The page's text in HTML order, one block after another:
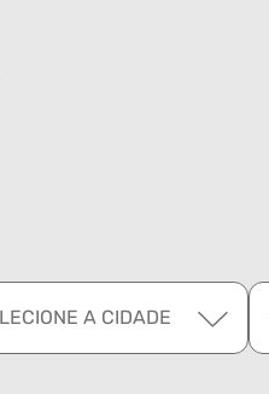
A CIDADE